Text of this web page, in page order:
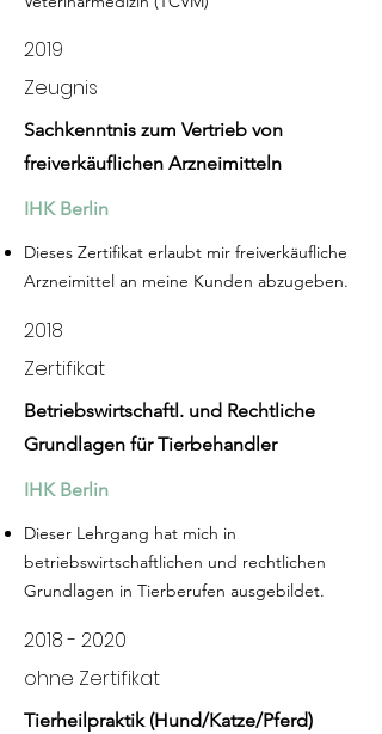
2019
Zeugnis
Sachkenntnis zum Vertrieb von
freiverkäuflichen Arzneimitteln
IHK Berlin
Dieses Zertifikat erlaubt mir freiverkäufliche
Arzneimittel an meine Kunden abzugeben.
2018
Zertifikat
Betriebswirtschaftl. und Rechtliche
Grundlagen für Tierbehandler
IHK Berlin
Dieser Lehrgang hat mich in
betriebswirtschaftlichen und rechtlichen
Grundlagen in Tierberufen ausgebildet.
2018 - 2020
ohne Zertifikat
Tierheilpraktik (Hund/Katze/Pferd)